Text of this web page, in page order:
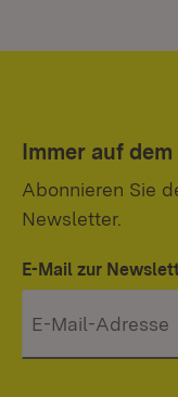
Immer auf
Abonnieren Sie
Newsletter.
E-Mail zur